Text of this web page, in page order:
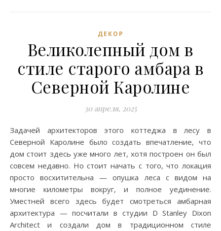
ДЕКОР
Великолепный дом в
стиле старого амбара в
Северной Каролине
30 апреля, 2025
Задачей архитекторов этого коттеджа в лесу в
Северной Каролине было создать впечатление, что
дом стоит здесь уже много лет, хотя построен он был
совсем недавно. Но стоит начать с того, что локация
просто восхитительна — опушка леса с видом на
многие километры вокруг, и полное уединение.
Уместней всего здесь будет смотреться амбарная
архитектура — посчитали в студии D Stanley Dixon
Architect и создали дом в традиционном стиле